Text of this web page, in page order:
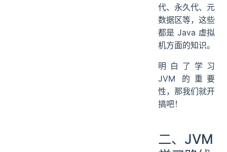
代、永久代、元
数据区等，这些
都是 Java 虚拟
机方面的知识。
明白了学习
JVM 的重要
性，那我们就开
搞吧！
二、JVM